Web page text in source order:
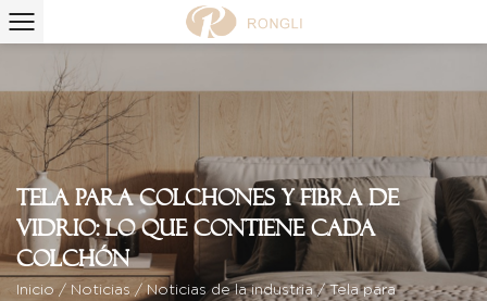
Tela para colchones y fibra de
vidrio: lo que contiene cada
colchón
Inicio/ Noticias /Noticias de la industria/Tela para